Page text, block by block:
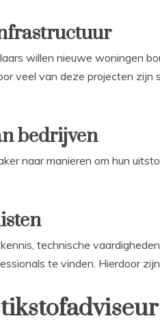
willen nieuwe woningen
veel van deze projecten
bedrijven
naar manieren om hun
technische
te vinden. Hierdoor